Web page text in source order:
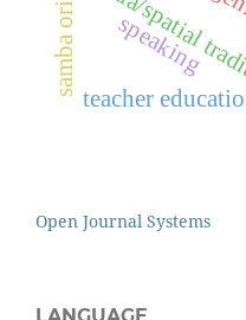
visua/spatial
teacher
speaking
Open Journal Systems